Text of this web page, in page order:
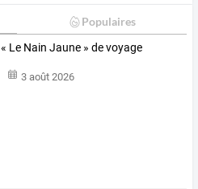
Populaires
« Le Nain Jaune » de voyage
3 août 2026